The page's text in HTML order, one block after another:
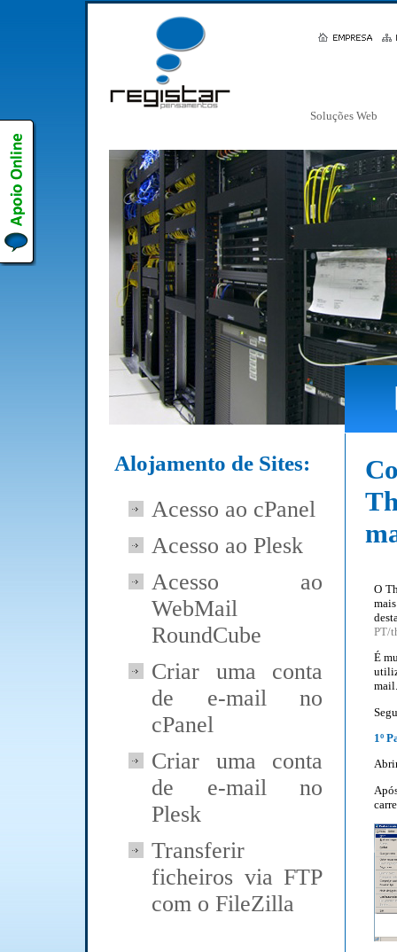
Soluções Web
Alojamento de Sites:
Acesso ao cPanel
Acesso ao Plesk
Acesso ao
WebMail
RoundCube
Criar uma conta
de e-mail no
cPanel
Criar uma conta
de e-mail no
Plesk
Transferir
ficheiros via FTP
com o FileZilla
O
PT/
É
mail.
1º